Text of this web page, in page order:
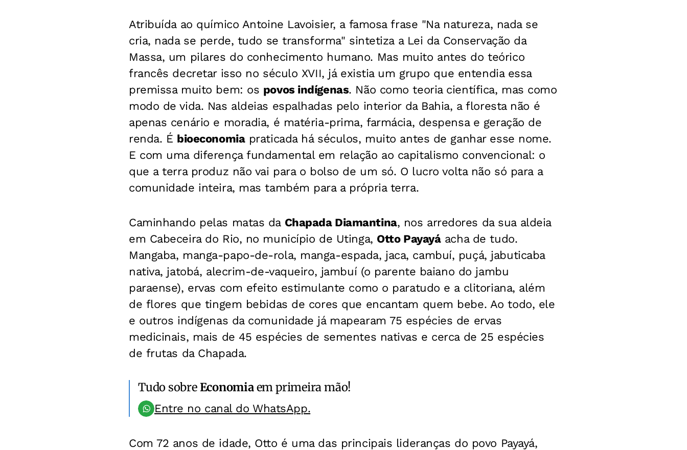
Atribuída ao químico Antoine Lavoisier, a famosa frase "Na natureza, nada se
cria, nada se perde, tudo se transforma" sintetiza a Lei da Conservação da
Massa, um pilares do conhecimento humano. Mas muito antes do teórico
francês decretar isso no século XVII, já existia um grupo que entendia essa
premissa muito bem: os povos indígenas. Não como teoria científica, mas como
modo de vida. Nas aldeias espalhadas pelo interior da Bahia, a floresta não é
apenas cenário e moradia, é matéria-prima, farmácia, despensa e geração de
renda. É bioeconomiapraticada há séculos, muito antes de ganhar esse nome.
E com uma diferença fundamental em relação ao capitalismo convencional: o
que a terra produz não vai para o bolso de um só. O lucro volta não só para a
comunidade inteira, mas também para a própria terra.
Caminhando pelas matas da Chapada Diamantina, nos arredores da sua aldeia
em Cabeceira do Rio, no município de Utinga, Otto Payayáacha de tudo.
Mangaba, manga-papo-de-rola, manga-espada, jaca, cambuí, puçá, jabuticaba
nativa, jatobá, alecrim-de-vaqueiro, jambuí (o parente baiano do jambu
paraense), ervas com efeito estimulante como o paratudo e a clitoriana, além
de flores que tingem bebidas de cores que encantam quem bebe. Ao todo, ele
e outros indígenas da comunidade já mapearam 75 espécies de ervas
medicinais, mais de 45 espécies de sementes nativas e cerca de 25 espécies
de frutas da Chapada.
Tudo sobreEconomiaem primeira mão!
Entre no canal do WhatsApp.
Com 72 anos de idade, Otto é uma das principais lideranças do povo Payayá,